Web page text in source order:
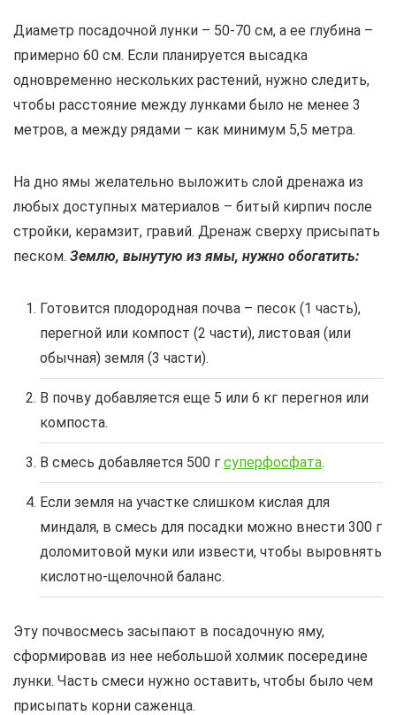
Диаметр посадочной лунки – 50-70 см, а ее глубина –
примерно 60 см. Если планируется высадка
одновременно нескольких растений, нужно следить,
чтобы расстояние между лунками было не менее 3
метров, а между рядами – как минимум 5,5 метра.
На дно ямы желательно выложить слой дренажа из
любых доступных материалов – битый кирпич после
стройки, керамзит, гравий. Дренаж сверху присыпать
песком. Землю, вынутую из ямы, нужно обогатить:
Готовится плодородная почва – песок (1 часть),
перегной или компост (2 части), листовая (или
обычная) земля (3 части).
В почву добавляется еще 5 или 6 кг перегноя или
компоста.
В смесь добавляется 500 г суперфосфата.
Если земля на участке слишком кислая для
миндаля, в смесь для посадки можно внести 300 г
доломитовой муки или извести, чтобы выровнять
кислотно-щелочной баланс.
Эту почвосмесь засыпают в посадочную яму,
сформировав из нее небольшой холмик посередине
лунки. Часть смеси нужно оставить, чтобы было чем
присыпать корни саженца.